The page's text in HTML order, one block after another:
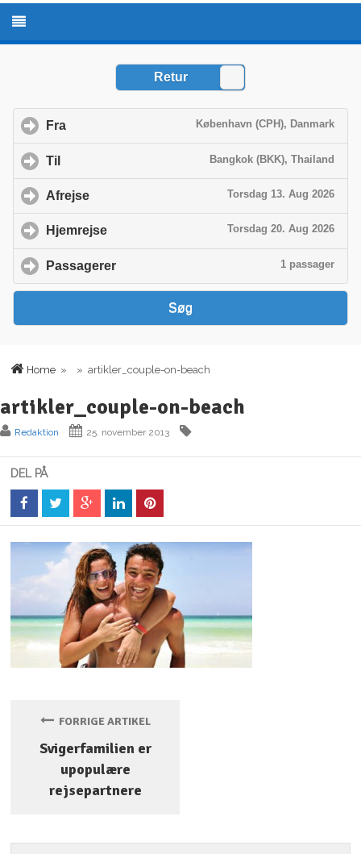
Home » » artikler_couple-on-beach
artikler_couple-on-beach
Redaktion 25. november 2013
DEL PÅ
FORRIGE ARTIKEL
Svigerfamilien er
upopulære
rejsepartnere